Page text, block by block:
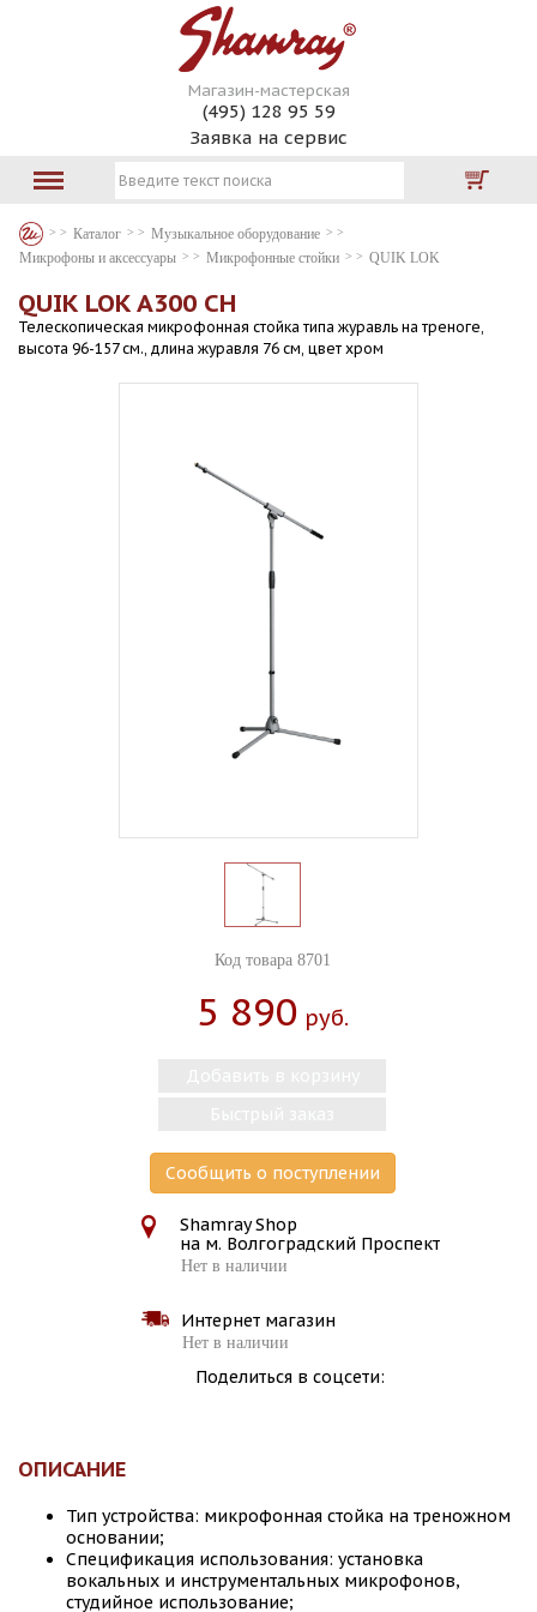
Магазин-мастерская
(495) 128 95 59
Заявка на сервис
Каталог
Музыкальное оборудование
Микрофоны и аксессуары
Микрофонные стойки QUIK LOK
QUIK LOK A300 CH
Телескопическая микрофонная стойка типа журавль на треноге,
высота 96-157 см., длина журавля 76 см, цвет хром
Код товара 8701
5 890 Руб.
Сообщить о поступлении
Shamray Shop
на м. Волгоградский Проспект
Нет в наличии
Интернет магазин
Нет в наличии
Поделиться в соцсети:
ОПИСАНИЕ
Тип устройства: микрофонная стойка на треножном
основании;
Спецификация использования: установка
вокальных и инструментальных микрофонов,
студийное использование;